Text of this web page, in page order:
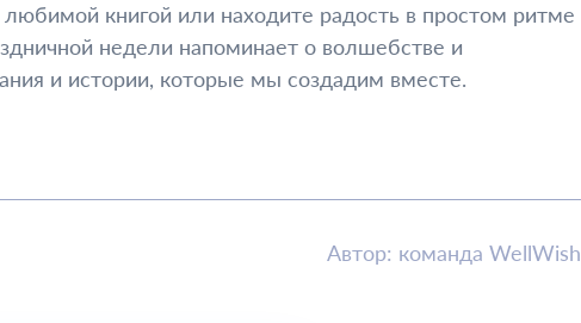
книгой или находите радость в простом ритме
недели напоминает о волшебстве и
и истории, которые мы создадим вместе.
Автор: команда WellWish